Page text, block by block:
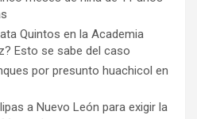
Quintos en la Academia
Esto se sabe del caso
por presunto huachicol en
a Nuevo León para exigir la